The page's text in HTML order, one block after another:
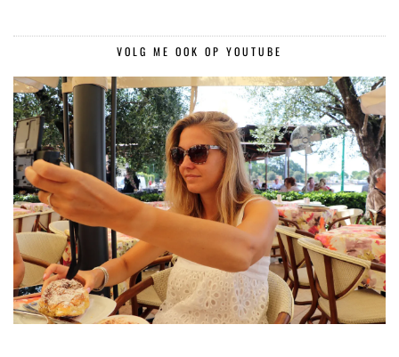
VOLG ME OOK OP YOUTUBE